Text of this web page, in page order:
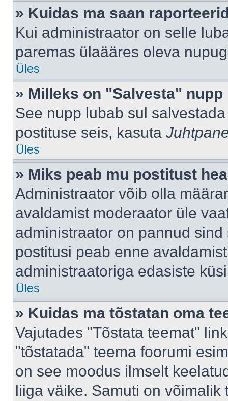
» Kuidas ma saan
Kui administraator on selle
paremas ülaääres oleva
Üles
» Milleks on "Salvesta"
See nupp lubab sul
postituse seis, kasuta
Üles
» Miks peab mu postitust
Administraator võib olla
avaldamist moderaator üle
administraator on pannud
postitusi peab enne
administraatoriga edasiste
Üles
» Kuidas ma tõstatan oma
Vajutades "Tõstata teemat"
"tõstatada" teema foorumi
on see moodus ilmselt
liiga väike. Samuti on